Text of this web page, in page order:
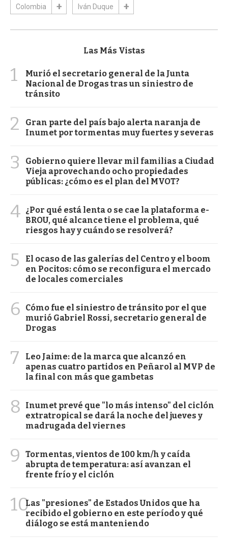
Colombia Iván Duque
Las Más Vistas
1
Murió el secretario general de la Junta
Nacional de Drogas tras un siniestro de
tránsito
2
Gran parte del país bajo alerta naranja de
Inumet por tormentas muy fuertes y severas
3
Gobierno quiere llevar mil familias a Ciudad
Vieja aprovechando ocho propiedades
públicas: ¿cómo es el plan del MVOT?
4 ¿Por qué está lenta o se cae la plataforma e-
BROU, qué alcance tiene el problema, qué
riesgos hay y cuándo se resolverá?
5
El ocaso de las galerías del Centro y el boom
en Pocitos: cómo se reconfigura el mercado
de locales comerciales
6
Cómo fue el siniestro de tránsito por el que
murió Gabriel Rossi, secretario general de
Drogas
7
Leo Jaime: de la marca que alcanzó en
apenas cuatro partidos en Peñarol al MVP de
la final con más que gambetas
8
Inumet prevé que "lo más intenso" del ciclón
extratropical se dará la noche del jueves y
madrugada del viernes
9
Tormentas, vientos de 100 km/h y caída
abrupta de temperatura: así avanzan el
frente frío y el ciclón
10Las "presiones" de Estados Unidos que ha
recibido el gobierno en este período y qué
diálogo se está manteniendo